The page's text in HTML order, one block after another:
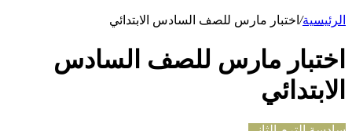
الرئيسية/ اختبار مارس للصف السادس الابتدائي
اختبار مارس للصف السادس
الابتدائي